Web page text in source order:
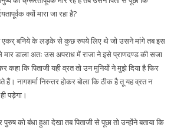
क्यों मारा जा रहा है?
एकर् बनिये के लड़के से कुछ रुपये लिए थे जो उसने मांगे तब इस
डाला अतः उस अपराध में राजा ने इसे प्राणदण्ड की सजा
कहा कि पिताजी यही व्रत तो उन मुनियों ने मुझे दिया है फिर
नागशर्मा निरुत्तर होकर बोला कि ठीक है तू यह व्रत न
पड़ेगा।
को बंधा हुआ देखा तब पिताजी से पूछा तो उन्होंने बताया कि